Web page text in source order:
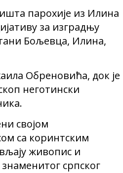
парохије из Илина
за изградњу
Бољевца, Илина,
Обреновића, док је
неготински
својом
са коринтским
живопис и
српског